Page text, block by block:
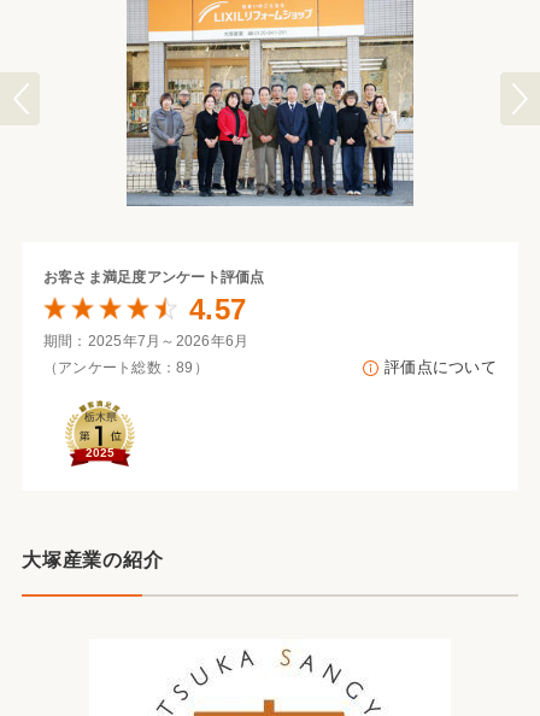
大塚産業の紹介
お客さま満足度アンケート評価点
4.57
期間：2025年7月～2026年6月
（アンケート総数：89）
評価点について
栃木県
2025